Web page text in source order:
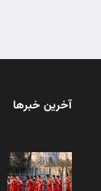
آخرین خبرها